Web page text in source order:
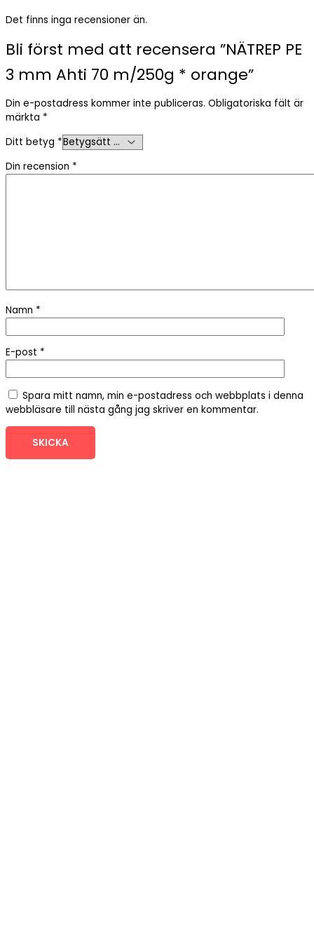
Det finns inga recensioner än.
Bli först med att recensera ”NÄTREP PE
3 mm Ahti 70 m/250g * orange”
Din e-postadress kommer inte publiceras. Obligatoriska fält är
märkta *
Ditt betyg *
Din recension *
Namn *
E-post *
Spara mitt namn, min e-postadress och webbplats i denna
webbläsare till nästa gång jag skriver en kommentar.